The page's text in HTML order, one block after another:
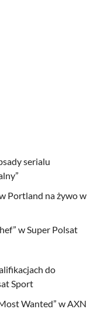
serialu
Portland na żywo w
w Super Polsat
do
Sport
Wanted” w AXN